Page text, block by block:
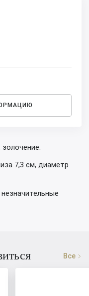
7,3 см, диаметр
Все